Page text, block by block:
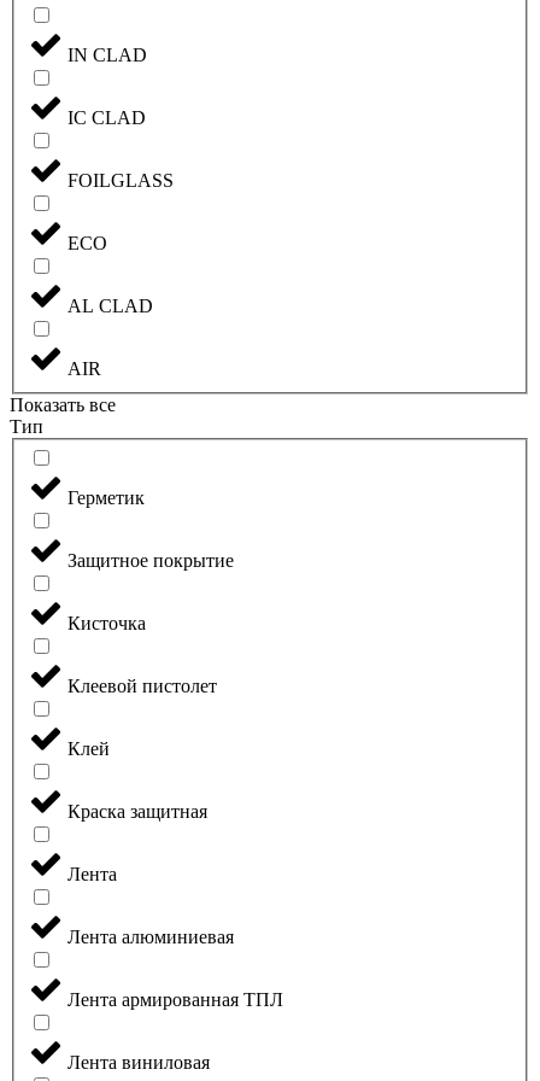
IN CLAD
IC CLAD
FOILGLASS
ECO
AL CLAD
AIR
Показать все
Тип
Герметик
Защитное покрытие
Кисточка
Клеевой пистолет
Клей
Краска защитная
Лента
Лента алюминиевая
Лента армированная ТПЛ
Лента виниловая